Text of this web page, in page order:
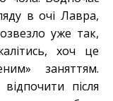
в очі Лавра,
уже так,
хоч це
заняттям.
після